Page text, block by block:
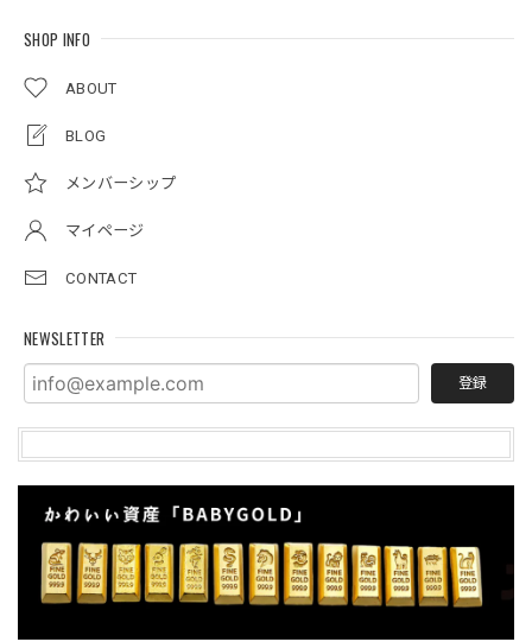
SHOP INFO
ABOUT
BLOG
メンバーシップ
マイページ
CONTACT
NEWSLETTER
登録